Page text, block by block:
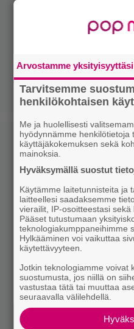
Arvostamme yksityisyyttäsi
Tarvitsemme
henkilökohtaisen
Me ja huolellisesti
hyödynnämme henkilötietoja
käyttäjäkokemuksen sekä
mainoksia.
Hyväksymällä suostut
Käytämme laitetunnisteita ja
laitteellesi saadaksemme
vierailit, IP-osoitteestasi sekä
Pääset tutustumaan
teknologiakumppaneihimme
Hylkääminen voi vaikuttaa
käytettävyyteen.
Jotkin teknologiamme voivat
suostumusta, jos niillä on
vastustaa tätä tai muuttaa
seuraavalla välilehdellä.